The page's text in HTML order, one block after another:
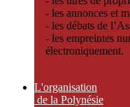
- les annonces et
- les débats de
- les empreintes
électroniquement.
L'organisation
de la Polynésie